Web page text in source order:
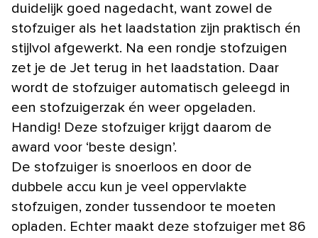
duidelijk goed nagedacht, want zowel de
stofzuiger als het laadstation zijn praktisch én
stijlvol afgewerkt. Na een rondje stofzuigen
zet je de Jet terug in het laadstation. Daar
wordt de stofzuiger automatisch geleegd in
een stofzuigerzak én weer opgeladen.
Handig! Deze stofzuiger krijgt daarom de
award voor ‘beste design’.
De stofzuiger is snoerloos en door de
dubbele accu kun je veel oppervlakte
stofzuigen, zonder tussendoor te moeten
opladen. Echter maakt deze stofzuiger met 86